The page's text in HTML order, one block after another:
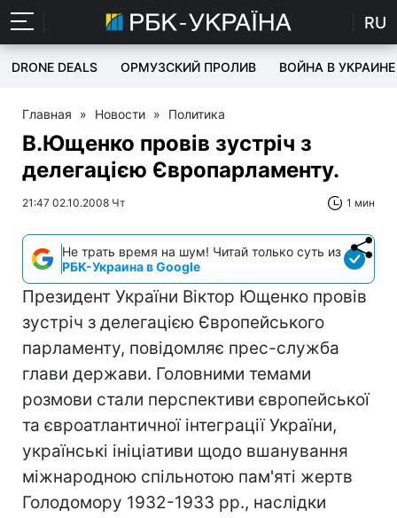
RU
DRONE DEALS ОРМУЗСКИЙ ПРОЛИВ ВОЙНА В УКРАИНЕ
Главная » Новости » Политика
В.Ющенко провів зустріч з
делегацією Європарламенту.
21:47 02.10.2008 Чт 1 мин
Не трать время на шум! Читай только суть из
РБК-Украина в Google
Президент України Віктор Ющенко провів
зустріч з делегацією Європейського
парламенту, повідомляє прес-служба
глави держави. Головними темами
розмови стали перспективи європейської
та євроатлантичної інтеграції України,
українські ініціативи щодо вшанування
міжнародною спільнотою пам'яті жертв
Голодомору 1932-1933 рр., наслідки